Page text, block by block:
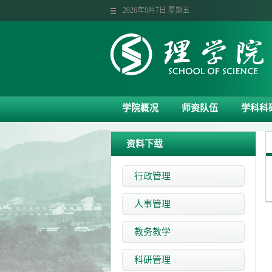
2026年8月7日 星期五
学院概况 师资队伍 学科科
资料下载
行政管理
人事管理
教务教学
科研管理